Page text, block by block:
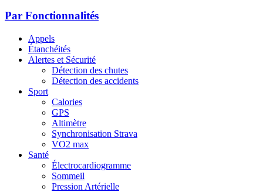
Par Fonctionnalités
Appels
Étanchéités
Alertes et Sécurité
Détection des chutes
Détection des accidents
Sport
Calories
GPS
Altimètre
Synchronisation Strava
VO2 max
Santé
Électrocardiogramme
Sommeil
Pression Artérielle